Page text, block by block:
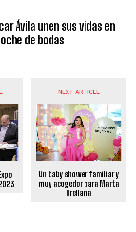
Ávila unen sus vidas en
de bodas
NEXT ARTICLE
Un baby shower familiar y
muy acogedor para Marta
Orellana